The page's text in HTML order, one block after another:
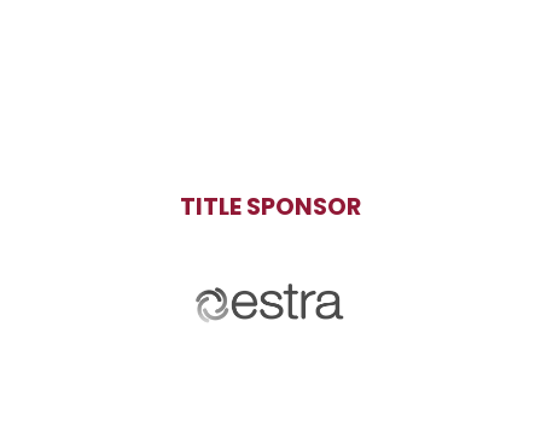
TITLE SPONSOR